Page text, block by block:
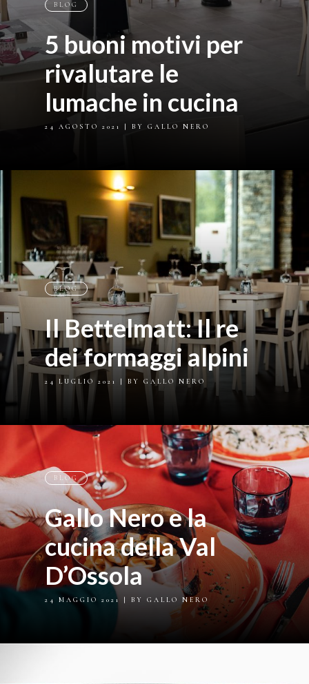
BLOG
5 buoni motivi per
rivalutare le
lumache in cucina
24 AGOSTO 2021 | BY GALLO NERO
BLOG
Il Bettelmatt: Il re
dei formaggi alpini
24 LUGLIO 2021 | BY GALLO NERO
BLOG
Gallo Nero e la
cucina della Val
D’Ossola
24 MAGGIO 2021 | BY GALLO NERO